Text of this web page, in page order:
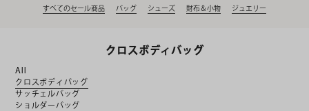
すべてのセール商品 バッグ シューズ 財布＆小物 ジュエリー
クロスボディバッグ
All
クロスボディバッグ
サッチェルバッグ
ショルダーバッグ